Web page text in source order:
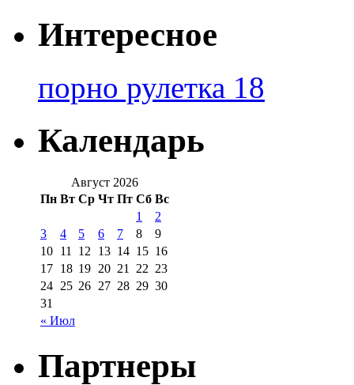
Интересное
порно рулетка 18
Календарь
Август 2026
Пн Вт Ср Чт Пт Сб Вс
« Июл
1
2
3
4 5 6 7 8
9
10 11 12 13 14 15 16
17 18 19 20 21 22 23
24 25 26 27 28 29 30
31
Партнеры